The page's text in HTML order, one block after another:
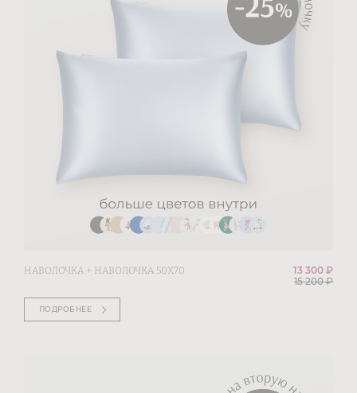
НАВОЛОЧКА + НАВОЛОЧКА 50Х70
13 300 ₽
15 200₽
ПОДРОБНЕЕ